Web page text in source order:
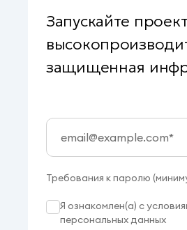
Запускайте
защищенная
Требования к паролю
Я ознакомлен(а) с
персональных данных